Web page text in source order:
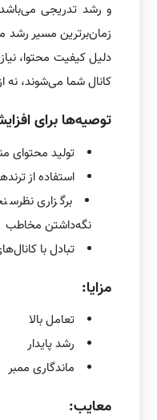
و رشد تدریجی
زمان‌برترین مسیر رشد
دلیل کیفیت محتوا،
کانال شما می‌شوند، نه
توصیه‌ها برای
تولید محتوای
استفاده از
برگزاری
نگه‌داشتن مخاطب
تبادل با
مزایا:
تعامل بالا
رشد پایدار
ماندگاری ممبر
معایب: